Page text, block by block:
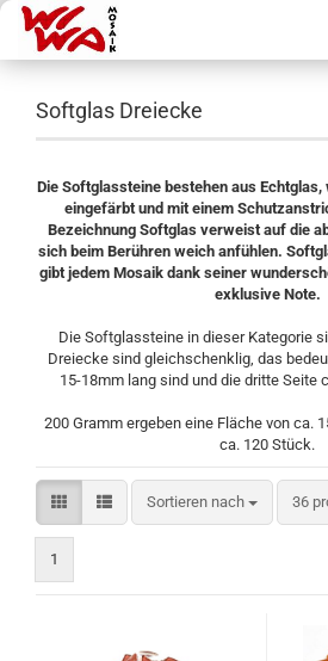
Softglas Dreiecke
Die Softglassteine bestehen aus
eingefärbt und mit einem
Bezeichnung Softglas verweist auf die
sich beim Berühren weich anfühlen.
gibt jedem Mosaik dank seiner
exklusive Note.
Die Softglassteine in dieser Kategorie
Dreiecke sind gleichschenklig, das
15-18mm lang sind und die dritte Seite
200 Gramm ergeben eine Fläche von ca.
ca. 120 Stück.
Sortieren nach
Sortieren nach 36
pro
1